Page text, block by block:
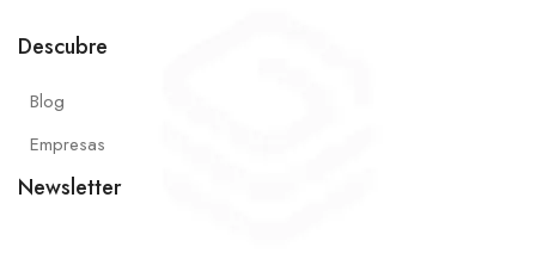
Descubre
Blog
Empresas
Newsletter